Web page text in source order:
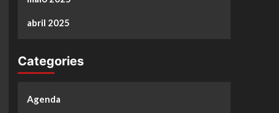
abril 2025
Categories
Agenda